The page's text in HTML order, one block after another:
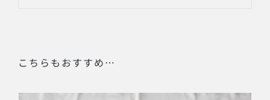
こちらもおすすめ…